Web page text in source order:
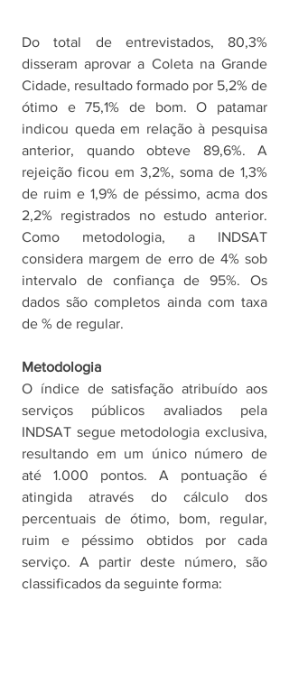
Do total de entrevistados, 80,3%
disseram aprovar a Coleta na Grande
Cidade, resultado formado por 5,2% de
ótimo e 75,1% de bom. O patamar
indicou queda em relação à pesquisa
anterior, quando obteve 89,6%. A
rejeição ficou em 3,2%, soma de 1,3%
de ruim e 1,9% de péssimo, acma dos
2,2% registrados no estudo anterior.
Como metodologia, a INDSAT
considera margem de erro de 4% sob
intervalo de confiança de 95%. Os
dados são completos ainda com taxa
de % de regular.
Metodologia
O índice de satisfação atribuído aos
serviços públicos avaliados pela
INDSAT segue metodologia exclusiva,
resultando em um único número de
até 1.000 pontos. A pontuação é
atingida através do cálculo dos
percentuais de ótimo, bom, regular,
ruim e péssimo obtidos por cada
serviço. A partir deste número, são
classificados da seguinte forma: